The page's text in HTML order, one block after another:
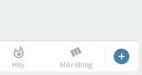
Hity Mikroblog